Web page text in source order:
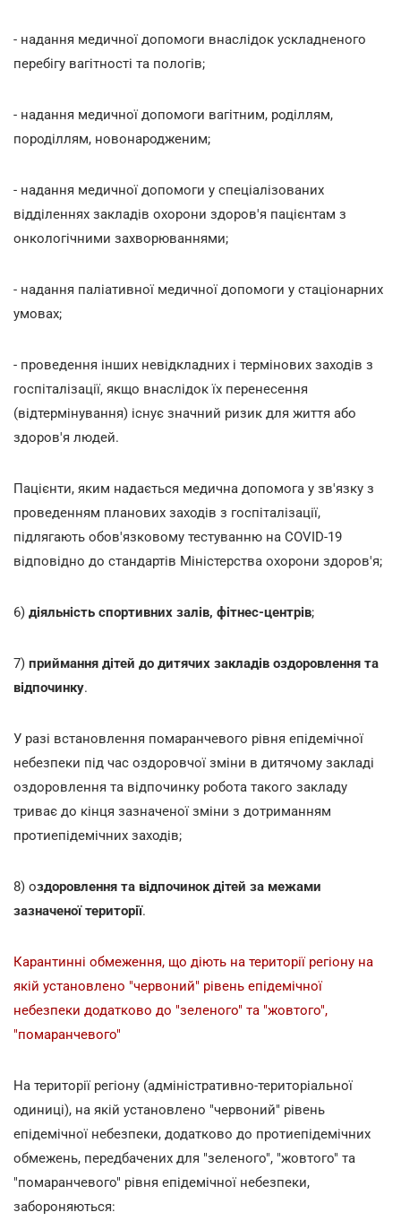
- надання медичної допомоги внаслідок ускладненого
перебігу вагітності та пологів;
- надання медичної допомоги вагітним, роділлям,
породіллям, новонародженим;
- надання медичної допомоги у спеціалізованих
відділеннях закладів охорони здоров'я пацієнтам з
онкологічними захворюваннями;
- надання паліативної медичної допомоги у стаціонарних
умовах;
- проведення інших невідкладних і термінових заходів з
госпіталізації, якщо внаслідок їх перенесення
(відтермінування) існує значний ризик для життя або
здоров'я людей.
Пацієнти, яким надається медична допомога у зв'язку з
проведенням планових заходів з госпіталізації,
підлягають обов'язковому тестуванню на COVID-19
відповідно до стандартів Міністерства охорони здоров'я;
6) діяльність спортивних залів, фітнес-центрів;
7) приймання дітей до дитячих закладів оздоровлення та
відпочинку.
У разі встановлення помаранчевого рівня епідемічної
небезпеки під час оздоровчої зміни в дитячому закладі
оздоровлення та відпочинку робота такого закладу
триває до кінця зазначеної зміни з дотриманням
протиепідемічних заходів;
8) оздоровлення та відпочинок дітей за межами
зазначеної території.
Карантинні обмеження, що діють на території регіону на
якій установлено "червоний" рівень епідемічної
небезпеки додатково до "зеленого" та "жовтого",
"помаранчевого"
На території регіону (адміністративно-територіальної
одиниці), на якій установлено "червоний" рівень
епідемічної небезпеки, додатково до протиепідемічних
обмежень, передбачених для "зеленого", "жовтого" та
"помаранчевого" рівня епідемічної небезпеки,
забороняються: